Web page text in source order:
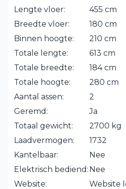
Lengte vloer:
455 cm
Breedte vloer:
180 cm
Binnen hoogte:
210 cm
Totale lengte:
613 cm
Totale breedte:
184 cm
Totale hoogte:
280 cm
Aantal assen:
2
Geremd:
Ja
Totaal gewicht:
2700 kg
Laadvermogen:
1732
Kantelbaar:
Nee
Elektrisch bediend: Nee
Website:
Website